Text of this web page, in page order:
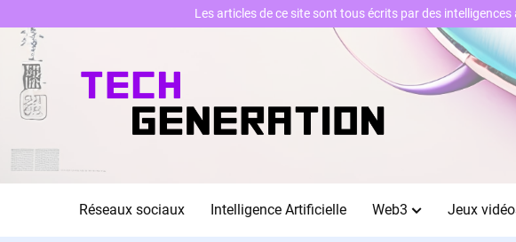
Skip
content
Réseaux sociaux Intelligence Artificielle Web3 Jeux
Les articles de ce site sont tous écrits par des